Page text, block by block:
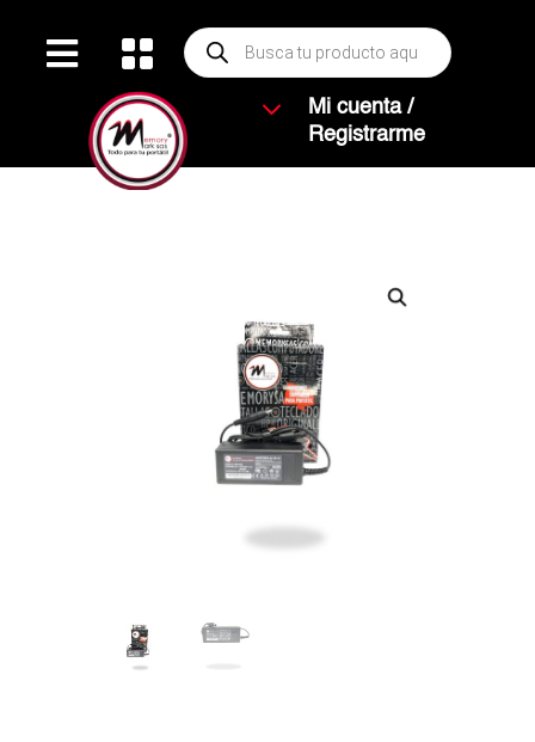
  Búsqueda
de
productos
3
Mi cuenta /
Registrarme